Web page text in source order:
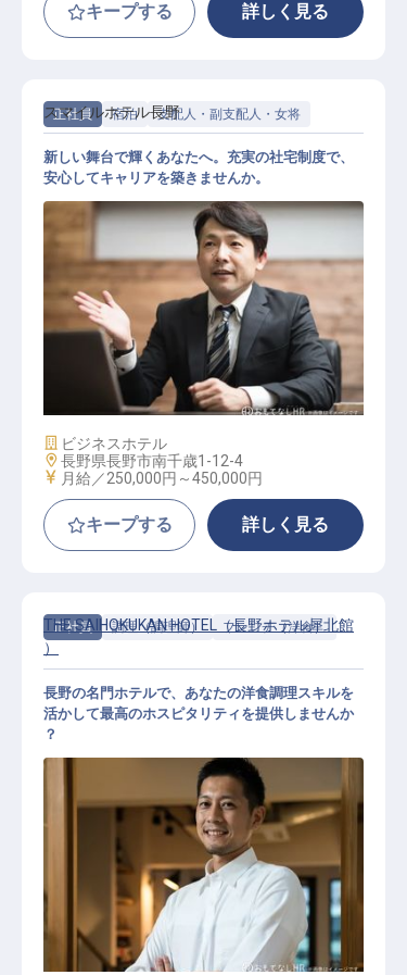
キープする 詳しく見る
正社員 宿泊 支配人・副支配人・女将
ホテル副支配人・マネージャー候補
スマイルホテル長野
新しい舞台で輝くあなたへ。充実の社宅制度で、
安心してキャリアを築きませんか。
施設業態
ビジネスホテル
勤務地
長野県長野市南千歳1-12-4
給与
月給／250,000円～450,000円
キープする 詳しく見る
正社員 調理（調理師） フレンチ（洋食）
洋食調理
THE SAIHOKUKAN HOTEL（長野ホテル犀北館
）
長野の名門ホテルで、あなたの洋食調理スキルを
活かして最高のホスピタリティを提供しませんか
？